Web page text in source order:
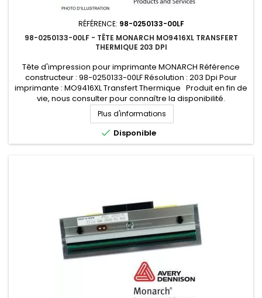
RÉFÉRENCE: 98-0250133-00LF
98-0250133-00LF - TÊTE MONARCH MO9416XL TRANSFERT
THERMIQUE 203 DPI
Tête d'impression pour imprimante MONARCH Référence
constructeur : 98-0250133-00LF Résolution : 203 Dpi Pour
imprimante : MO9416XL Transfert Thermique Produit en fin de
vie, nous consulter pour connaître la disponibilité.
Plus d'informations
 Disponible